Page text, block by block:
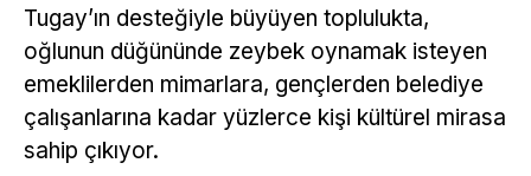
Tugay’ın desteğiyle büyüyen toplulukta,
oğlunun düğününde zeybek oynamak isteyen
emeklilerden mimarlara, gençlerden belediye
çalışanlarına kadar yüzlerce kişi kültürel mirasa
sahip çıkıyor.